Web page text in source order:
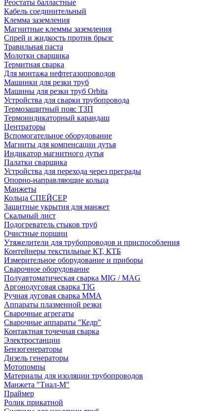
Реостаты балластные
Кабель соединительный
Клемма заземления
Магнитные клеммы заземления
Спрей и жидкость против брызг
Травильная паста
Молотки сварщика
Термитная сварка
Для монтажа нефтегазопроводов
Машинки для резки труб
Машины для резки труб Orbita
Устройства для сварки трубопровода
Термозащитный пояс ТЗП
Термоиндикаторный карандаш
Центраторы
Вспомогательное оборудование
Магниты для компенсации дутья
Индикатор магнитного дутья
Палатки сварщика
Устройства для перехода через преграды
Опорно-направляющие кольца
Манжеты
Кольца СПЕЙСЕР
Защитные укрытия для манжет
Скальный лист
Подогреватель стыков труб
Очистные поршни
Утяжелители для трубопроводов и приспособления
Контейнеры текстильные КТ, КТБ
Измерительное оборудование и приборы
Сварочное оборудование
Полуавтоматическая сварка MIG / MAG
Аргонодуговая сварка TIG
Ручная дуговая сварка ММА
Аппараты плазменной резки
Сварочные агрегаты
Сварочные аппараты "Кедр"
Контактная точечная сварка
Электростанции
Бензогенераторы
Дизель генераторы
Мотопомпы
Материалы для изоляции трубопроводов
Манжета "Тиал-М"
Праймер
Ролик прикатной